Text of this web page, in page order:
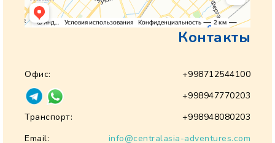
Контакты
Офис:
+998712544100
+998947770203
Транспорт:
+998948080203
Email:
info@centralasia-adventures.com